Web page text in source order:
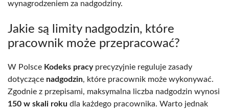
wynagrodzeniem za nadgodziny.
Jakie są limity nadgodzin, które
pracownik może przepracować?
W Polsce Kodeks pracyprecyzyjnie reguluje zasady
dotyczące nadgodzin, które pracownik może wykonywać.
Zgodnie z przepisami, maksymalna liczba nadgodzin wynosi
150 w skali roku dla każdego pracownika. Warto jednak